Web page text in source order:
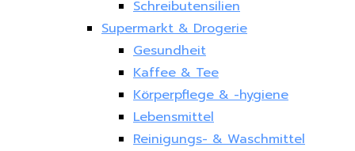
Schreibutensilien
Supermarkt & Drogerie
Gesundheit
Kaffee & Tee
Körperpflege & -hygiene
Lebensmittel
Reinigungs- & Waschmittel